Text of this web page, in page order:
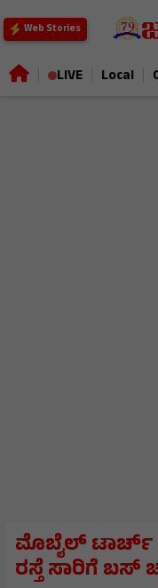
Web Stories
LIVE Local
ಮೊಬೈಲ್ ಟಾರ್ಚ್
ರಸ್ತೆ ಸಾರಿಗೆ ಬಸ್